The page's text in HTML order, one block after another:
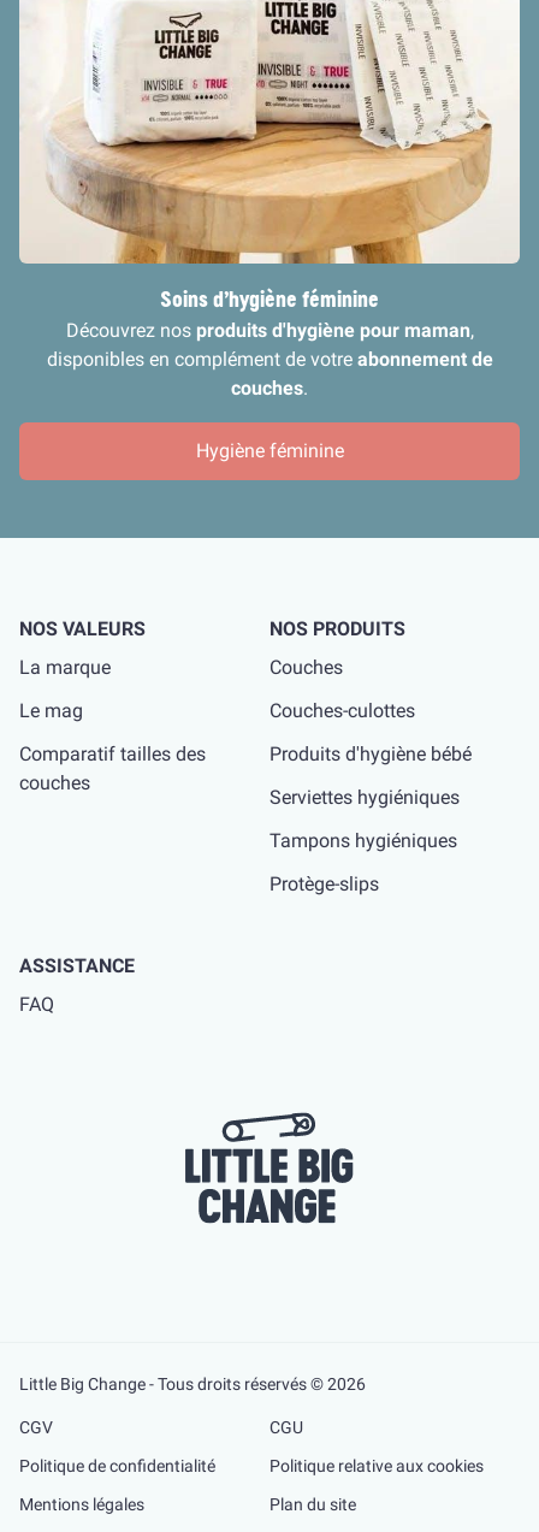
Soins d’hygiène féminine
Découvrez nos produits d'hygiène pour maman,
disponibles en complément de votre abonnement de
couches.
Hygiène féminine
NOS VALEURS
La marque
Le mag
Comparatif tailles des
couches
NOS PRODUITS
Couches
Couches-culottes
Produits d'hygiène bébé
Serviettes hygiéniques
Tampons hygiéniques
Protège-slips
ASSISTANCE
FAQ
Little Big Change - Tous droits réservés © 2026
CGV
CGU
Politique de confidentialité
Politique relative aux cookies
Mentions légales
Plan du site